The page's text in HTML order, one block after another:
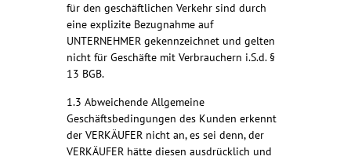
für den geschäftlichen Verkehr sind durch
eine explizite Bezugnahme auf
UNTERNEHMER gekennzeichnet und gelten
nicht für Geschäfte mit Verbrauchern i.S.d. §
13 BGB.
1.3 Abweichende Allgemeine
Geschäftsbedingungen des Kunden erkennt
der VERKÄUFER nicht an, es sei denn, der
VERKÄUFER hätte diesen ausdrücklich und